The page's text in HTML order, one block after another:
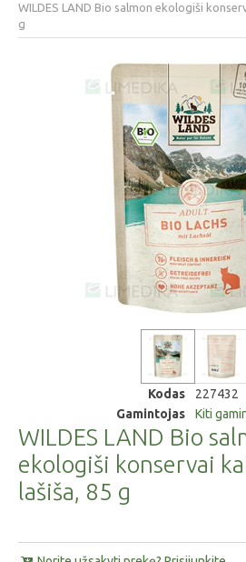
WILDES LAND Bio salmon ekologiši
g
Kodas
227432
Gamintojas
Kiti
WILDES LAND Bio
ekologiši konservai
lašiša, 85 g